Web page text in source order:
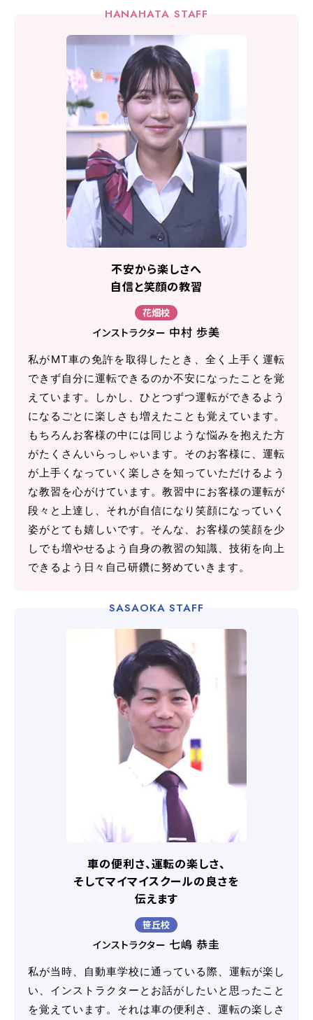
不安から楽しさへ
自信と笑顔の教習
花畑校
インストラクター 中村 歩美
私がMT車の免許を取得したとき、全く上手く運転
できず自分に運転できるのか不安になったことを覚
えています。しかし、ひとつずつ運転ができるよう
になるごとに楽しさも増えたことも覚えています。
もちろんお客様の中には同じような悩みを抱えた方
がたくさんいらっしゃいます。そのお客様に、運転
が上手くなっていく楽しさを知っていただけるよう
な教習を心がけています。教習中にお客様の運転が
段々と上達し、それが自信になり笑顔になっていく
姿がとても嬉しいです。そんな、お客様の笑顔を少
しでも増やせるよう自身の教習の知識、技術を向上
できるよう日々自己研鑽に努めていきます。
車の便利さ、運転の楽しさ、
そしてマイマイスクールの良さを
伝えます
笹丘校
インストラクター 七嶋 恭圭
私が当時、自動車学校に通っている際、運転が楽し
い、インストラクターとお話がしたいと思ったこと
を覚えています。それは車の便利さ、運転の楽しさ